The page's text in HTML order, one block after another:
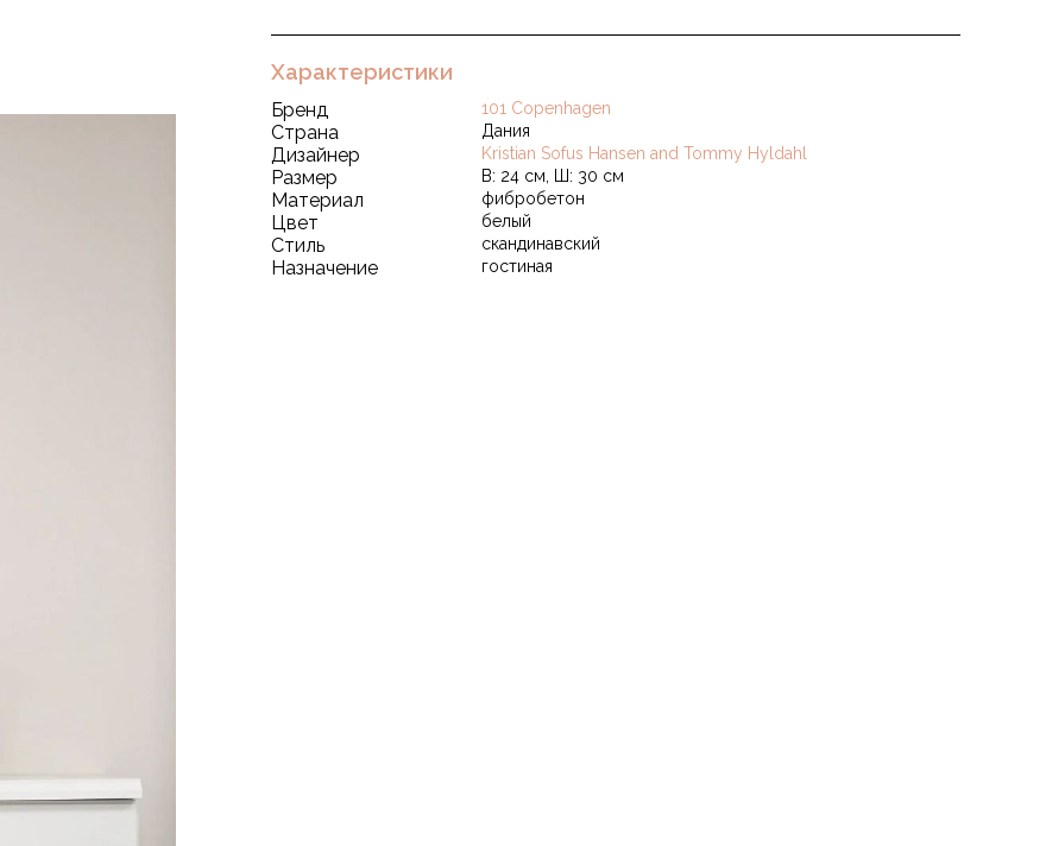
Характеристики
Бренд 101 Copenhagen
Страна Дания
Дизайнер Kristian Sofus Hansen and Tommy Hyldahl
Размер В: 24 см, Ш: 30 см
Материал фибробетон
Цвет белый
Стиль скандинавский
Назначение гостиная